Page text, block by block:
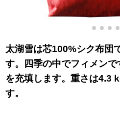
太湖雪は芯100%シク布団
す。四季の中でフィメン
を充填します。重さは4.3
す。